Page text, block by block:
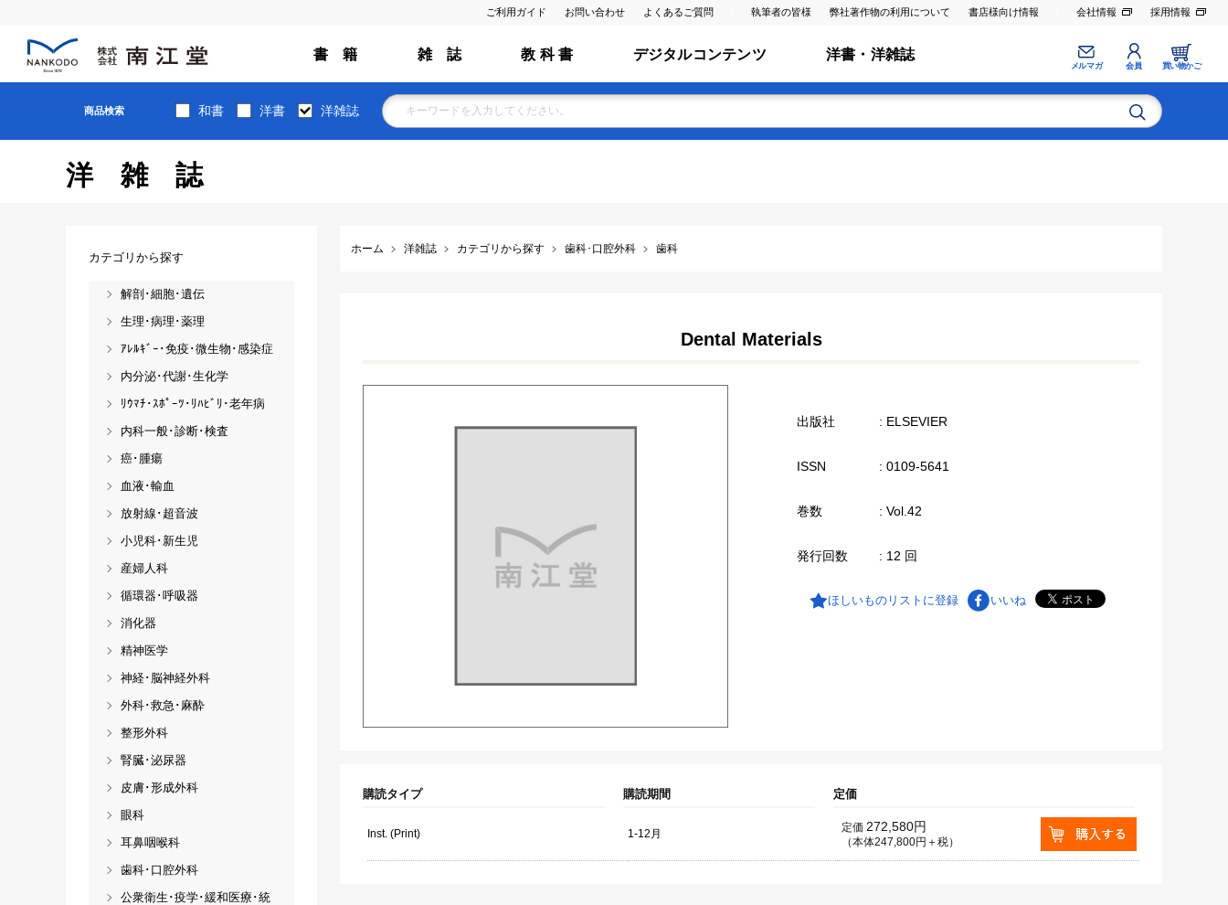
ご利用ガイド お問い合わせ よくあるご質問 執筆者の皆様 弊社著作物の利用について 書店様向け情報 会社情報 採用情報
書 籍 雑 誌 教 科 書 デジタルコンテンツ 洋書・洋雑誌
メルマガ 会員 買い物かご
商品検索 和書 洋書 洋雑誌
洋雑誌
ホーム 洋雑誌 カテゴリから探す 歯科･口腔外科 歯科
Dental Materials
出版社 : ELSEVIER
ISSN : 0109-5641
巻数 : Vol.42
発行回数 : 12 回
ほしいものリストに登録 いいね
購読タイプ 購読期間 定価
Inst. (Print) 1-12月 定価 272,580円
（本体247,800円＋税）
カテゴリから探す
解剖･細胞･遺伝
生理･病理･薬理
ｱﾚﾙｷﾞｰ･免疫･微生物･感染症
内分泌･代謝･生化学
ﾘｳﾏﾁ･ｽﾎﾟｰﾂ･ﾘﾊﾋﾞﾘ･老年病
内科一般･診断･検査
癌･腫瘍
血液･輸血
放射線･超音波
小児科･新生児
産婦人科
循環器･呼吸器
消化器
精神医学
神経･脳神経外科
外科･救急･麻酔
整形外科
腎臓･泌尿器
皮膚･形成外科
眼科
耳鼻咽喉科
歯科･口腔外科
公衆衛生･疫学･緩和医療･統